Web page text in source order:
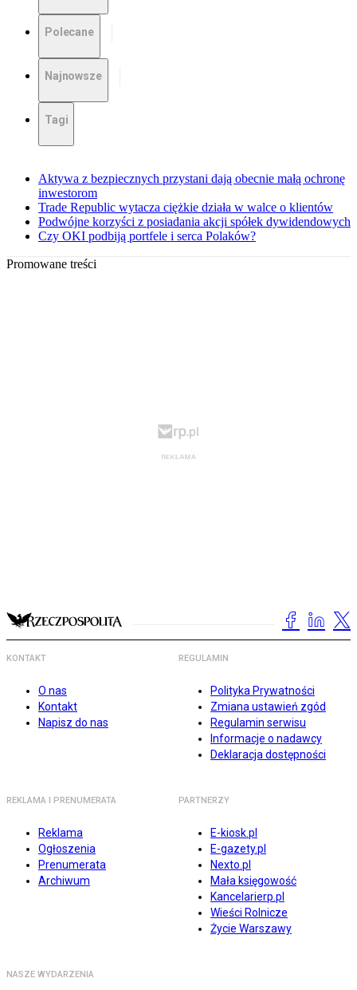
Polecane
Najnowsze
Tagi
Aktywa z bezpiecznych przystani dają obecnie małą ochronę
inwestorom
Trade Republic wytacza ciężkie działa w walce o klientów
Podwójne korzyści z posiadania akcji spółek dywidendowych
Czy OKI podbiją portfele i serca Polaków?
Promowane treści
KONTAKT
O nas
Kontakt
Napisz do nas
REGULAMIN
Polityka Prywatności
Zmiana ustawień zgód
Regulamin serwisu
Informacje o nadawcy
Deklaracja dostępności
REKLAMA I PRENUMERATA
Reklama
Ogłoszenia
Prenumerata
Archiwum
PARTNERZY
E-kiosk.pl
E-gazety.pl
Nexto.pl
Mała księgowość
Kancelarierp.pl
Wieści Rolnicze
Życie Warszawy
NASZE WYDARZENIA